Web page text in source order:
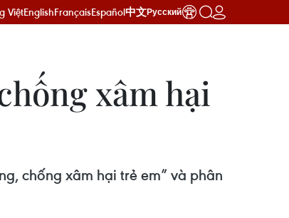
ViệtEnglishFrançaisEspañol中文Русский
xâm hại
chống xâm hại trẻ em” và phân